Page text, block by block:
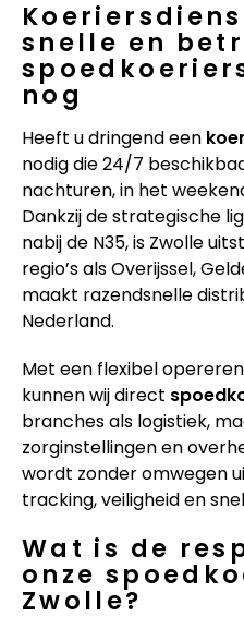
snelle en
nog
Heeft u dringend een
nodig die 24/7
nachturen, in het
Dankzij de strategische
nabij de N35, is Zwolle
regio’s als Overijssel,
maakt razendsnelle
Nederland.
Met een flexibel
kunnen wij direct
branches als logistiek,
zorginstellingen en
wordt zonder omwegen
tracking, veiligheid en
Wat is de
onze
Zwolle?